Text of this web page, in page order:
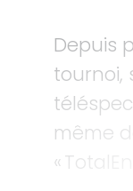
Depuis
tournoi,
même
«